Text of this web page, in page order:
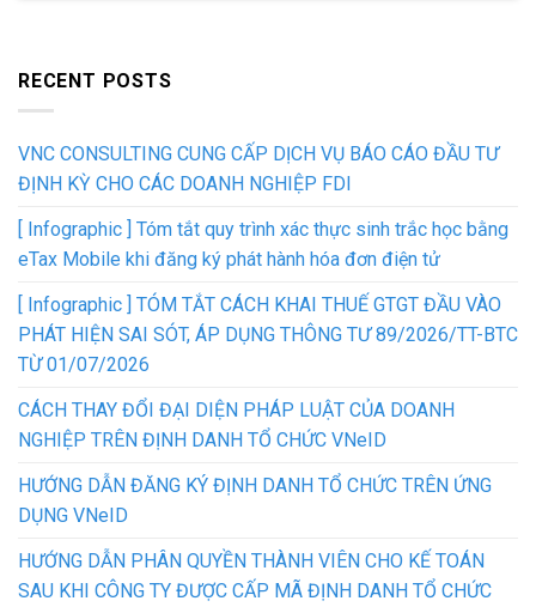
RECENT POSTS
VNC CONSULTING CUNG CẤP DỊCH VỤ BÁO CÁO ĐẦU TƯ
ĐỊNH KỲ CHO CÁC DOANH NGHIỆP FDI
[ Infographic ] Tóm tắt quy trình xác thực sinh trắc học bằng
eTax Mobile khi đăng ký phát hành hóa đơn điện tử
[ Infographic ] TÓM TẮT CÁCH KHAI THUẾ GTGT ĐẦU VÀO
PHÁT HIỆN SAI SÓT, ÁP DỤNG THÔNG TƯ 89/2026/TT-BTC
TỪ 01/07/2026
CÁCH THAY ĐỔI ĐẠI DIỆN PHÁP LUẬT CỦA DOANH
NGHIỆP TRÊN ĐỊNH DANH TỔ CHỨC VNeID
HƯỚNG DẪN ĐĂNG KÝ ĐỊNH DANH TỔ CHỨC TRÊN ỨNG
DỤNG VNeID
HƯỚNG DẪN PHÂN QUYỀN THÀNH VIÊN CHO KẾ TOÁN
SAU KHI CÔNG TY ĐƯỢC CẤP MÃ ĐỊNH DANH TỔ CHỨC